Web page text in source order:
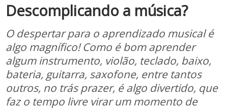
Descomplicando a música?
O despertar para o aprendizado musical é
algo magnífico! Como é bom aprender
algum instrumento, violão, teclado, baixo,
bateria, guitarra, saxofone, entre tantos
outros, no trás prazer, é algo divertido, que
faz o tempo livre virar um momento de